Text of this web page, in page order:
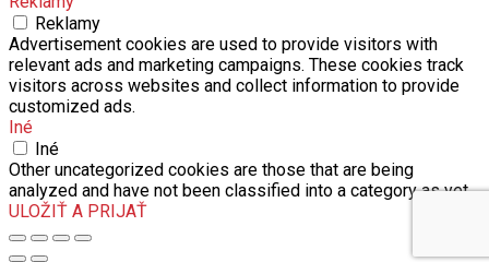
Advertisement cookies are used to provide visitors with
relevant ads and marketing campaigns. These cookies track
visitors across websites and collect information to provide
customized ads.
Iné
Iné
Other uncategorized cookies are those that are being
analyzed and have not been classified into a category as yet.
ULOŽIŤ A PRIJAŤ